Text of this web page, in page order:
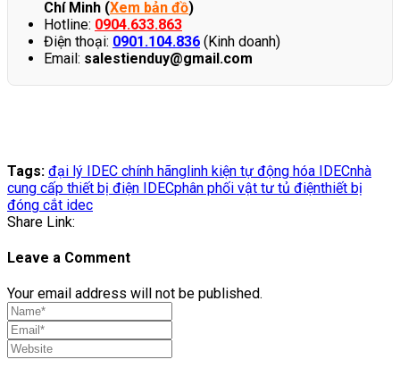
Chí Minh (Xem bản đồ)
Hotline: 0904.633.863
Điện thoại: 0901.104.836 (Kinh doanh)
Email: salestienduy@gmail.com
Tags: đại lý IDEC chính hãnglinh kiện tự động hóa IDECnhà
cung cấp thiết bị điện IDECphân phối vật tư tủ điệnthiết bị
đóng cắt idec
Share Link:
Leave a Comment
Your email address will not be published.